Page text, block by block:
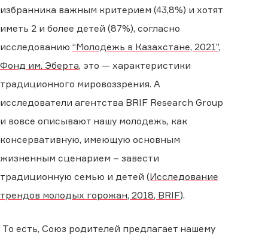
избранника важным критерием (43,8%) и хотят
иметь 2 и более детей (87%), согласно
исследованию “Молодежь в Казахстане, 2021”,
Фонд им. Эберта, это — характеристики
традиционного мировоззрения. А
исследователи агентства BRIF Research Group
и вовсе описывают нашу молодежь, как
консервативную, имеющую основным
жизненным сценарием – завести
традиционную семью и детей (Исследование
трендов молодых горожан, 2018, BRIF).
То есть, Союз родителей предлагает нашему